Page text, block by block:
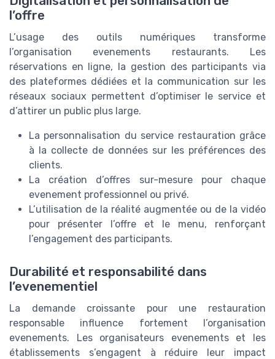
l’offre
L’usage des outils numériques transforme
l’organisation evenements restaurants. Les
réservations en ligne, la gestion des participants via
des plateformes dédiées et la communication sur les
réseaux sociaux permettent d’optimiser le service et
d’attirer un public plus large.
La personnalisation du service restauration grâce
à la collecte de données sur les préférences des
clients.
La création d’offres sur-mesure pour chaque
evenement professionnel ou privé.
L’utilisation de la réalité augmentée ou de la vidéo
pour présenter l’offre et le menu, renforçant
l’engagement des participants.
Durabilité et responsabilité dans
l’evenementiel
La demande croissante pour une restauration
responsable influence fortement l’organisation
evenements. Les organisateurs evenements et les
établissements s’engagent à réduire leur impact